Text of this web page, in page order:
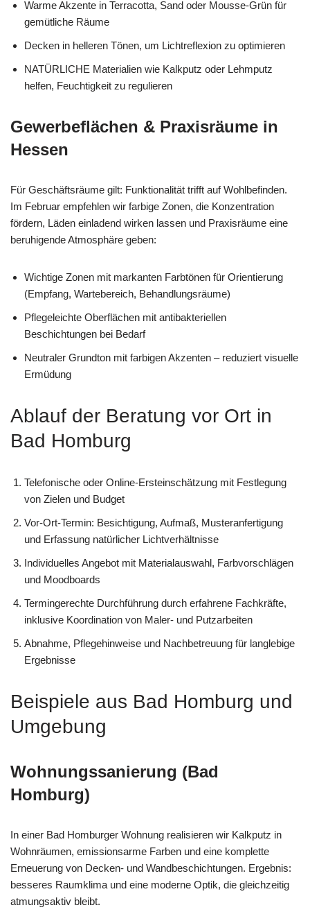
Warme Akzente in Terracotta, Sand oder Mousse-Grün für
gemütliche Räume
Decken in helleren Tönen, um Lichtreflexion zu optimieren
NATÜRLICHE Materialien wie Kalkputz oder Lehmputz
helfen, Feuchtigkeit zu regulieren
Gewerbeflächen & Praxisräume in
Hessen
Für Geschäftsräume gilt: Funktionalität trifft auf Wohlbefinden.
Im Februar empfehlen wir farbige Zonen, die Konzentration
fördern, Läden einladend wirken lassen und Praxisräume eine
beruhigende Atmosphäre geben:
Wichtige Zonen mit markanten Farbtönen für Orientierung
(Empfang, Wartebereich, Behandlungsräume)
Pflegeleichte Oberflächen mit antibakteriellen
Beschichtungen bei Bedarf
Neutraler Grundton mit farbigen Akzenten – reduziert visuelle
Ermüdung
Ablauf der Beratung vor Ort in
Bad Homburg
Telefonische oder Online-Ersteinschätzung mit Festlegung
von Zielen und Budget
Vor-Ort-Termin: Besichtigung, Aufmaß, Musteranfertigung
und Erfassung natürlicher Lichtverhältnisse
Individuelles Angebot mit Materialauswahl, Farbvorschlägen
und Moodboards
Termingerechte Durchführung durch erfahrene Fachkräfte,
inklusive Koordination von Maler- und Putzarbeiten
Abnahme, Pflegehinweise und Nachbetreuung für langlebige
Ergebnisse
Beispiele aus Bad Homburg und
Umgebung
Wohnungssanierung (Bad
Homburg)
In einer Bad Homburger Wohnung realisieren wir Kalkputz in
Wohnräumen, emissionsarme Farben und eine komplette
Erneuerung von Decken- und Wandbeschichtungen. Ergebnis:
besseres Raumklima und eine moderne Optik, die gleichzeitig
atmungsaktiv bleibt.